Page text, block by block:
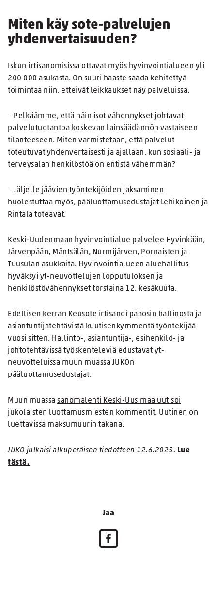
Miten käy sote-palvelujen
yhdenvertaisuuden?
Iskun irtisanomisissa ottavat myös hyvinvointialueen yli
200 000 asukasta. On suuri haaste saada kehitettyä
toimintaa niin, etteivät leikkaukset näy palveluissa.
– Pelkäämme, että näin isot vähennykset johtavat
palvelutuotantoa koskevan lainsäädännön vastaiseen
tilanteeseen. Miten varmistetaan, että palvelut
toteutuvat yhdenvertaisesti ja ajallaan, kun sosiaali- ja
terveysalan henkilöstöä on entistä vähemmän?
– Jäljelle jäävien työntekijöiden jaksaminen
huolestuttaa myös, pääluottamusedustajat Lehikoinen ja
Rintala toteavat.
Keski-Uudenmaan hyvinvointialue palvelee Hyvinkään,
Järvenpään, Mäntsälän, Nurmijärven, Pornaisten ja
Tuusulan asukkaita. Hyvinvointialueen aluehallitus
hyväksyi yt-neuvottelujen lopputuloksen ja
henkilöstövähennykset torstaina 12. kesäkuuta.
Edellisen kerran Keusote irtisanoi pääosin hallinosta ja
asiantuntijatehtävistä kuutisenkymmentä työntekijää
vuosi sitten. Hallinto-, asiantuntija-, esihenkilö- ja
johtotehtävissä työskenteleviä edustavat yt-
neuvotteluissa muun muassa JUKOn
pääluottamusedustajat.
Muun muassa sanomalehti Keski-Uusimaa uutisoi
jukolaisten luottamusmiesten kommentit. Uutinen on
luettavissa maksumuurin takana.
JUKO julkaisi alkuperäisen tiedotteen 12.6.2025. Lue
tästä.
Jaa